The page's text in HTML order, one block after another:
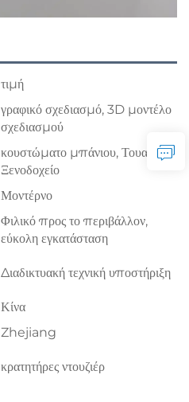
τιμή
γραφικό σχεδιασμό, 3D μοντέλο
σχεδιασμού
κουστώματο μπάνιου, Τουαλέτα,
Ξενοδοχείο
Μοντέρνο
Φιλικό προς το περιβάλλον,
εύκολη εγκατάσταση
Διαδικτυακή τεχνική υποστήριξη
Κίνα
Zhejiang
κρατητήρες ντουζιέρ